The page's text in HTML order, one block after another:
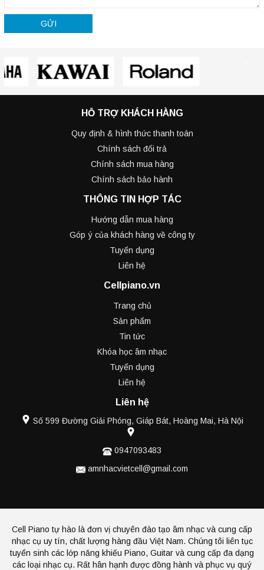
GỬI
HỖ TRỢ KHÁCH HÀNG
Quy định & hình thức thanh toán
Chính sách đổi trả
Chính sách mua hàng
Chính sách bảo hành
THÔNG TIN HỢP TÁC
Hướng dẫn mua hàng
Góp ý của khách hàng về công ty
Tuyển dụng
Liên hệ
Cellpiano.vn
Trang chủ
Sản phẩm
Tin tức
Khóa học âm nhạc
Tuyển dụng
Liên hệ
Liên hệ
Số 599 Đường Giải Phóng, Giáp Bát, Hoàng Mai, Hà Nội
0947093483
amnhacvietcell@gmail.com
Cell Piano tự hào là đơn vị chuyên đào tạo âm nhạc và cung cấp
nhạc cụ uy tín, chất lượng hàng đầu Việt Nam. Chúng tôi liên tục
tuyển sinh các lớp năng khiếu Piano, Guitar và cung cấp đa dạng
các loại nhạc cụ. Rất hân hạnh được đồng hành và phục vụ quý